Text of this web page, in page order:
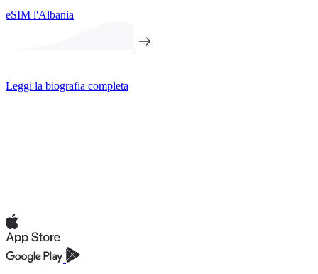
eSIM l'Albania
Leggi la biografia completa